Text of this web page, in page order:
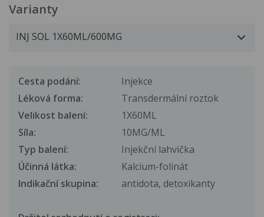
Varianty
Cesta podání:
Injekce
Léková forma:
Transdermální roztok
Velikost balení:
1X60ML
Síla:
10MG/ML
Typ balení:
Injekční lahvička
Účinná látka:
Kalcium-folinát
Indikační skupina:
antidota, detoxikanty